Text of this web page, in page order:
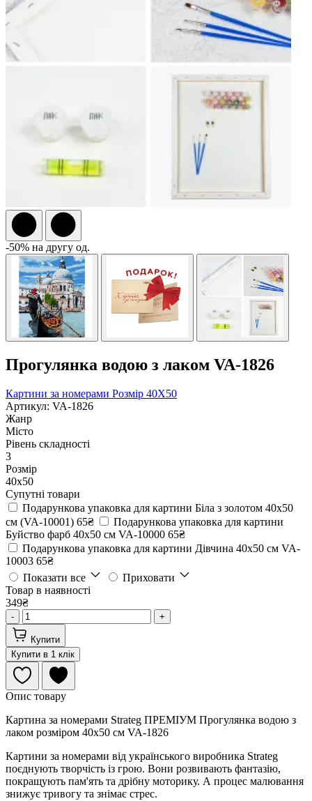
-50% на другу од.
Прогулянка водою з лаком VA-1826
Картини за номерами Розмір 40Х50
Артикул: VA-1826
Жанр
Місто
Рівень складності
3
Розмір
40х50
Супутні товари
Подарункова упаковка для картини Біла з золотом 40х50
см (VA-10001) 65₴
Подарункова упаковка для картини
Буйство фарб 40х50 см VA-10000 65₴
Подарункова упаковка для картини Дівчина 40х50 см VA-
10003 65₴
Показати все
Приховати
Товар в наявності
349₴
- +
Купити
Купити в 1 клік
Опис товару
Картина за номерами Strateg ПРЕМІУМ Прогулянка водою з
лаком розміром 40х50 см VA-1826
Картини за номерами від українського виробника Strateg
поєднують творчість із грою. Вони розвивають фантазію,
покращують пам'ять та дрібну моторику. А процес малювання
знижує тривогу та знімає стрес.